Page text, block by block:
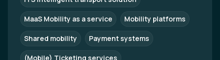
MaaS Mobility as a service Mobility platforms
Shared mobility Payment systems
(Mobile) Ticketing services